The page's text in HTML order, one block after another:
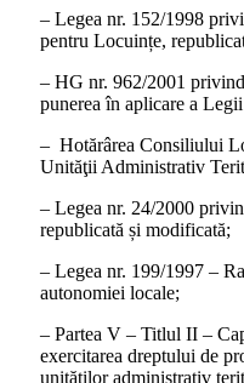
– Legea nr. 152/1998
pentru Locuințe,
– HG nr. 962/2001
punerea în aplicare a
– Hotărârea Consiliului
Unităţii Administrativ
– Legea nr. 24/2000
republicată și modificată;
– Legea nr. 199/1997 –
autonomiei locale;
– Partea V – Titlul II –
exercitarea dreptului de
unităților administrativ